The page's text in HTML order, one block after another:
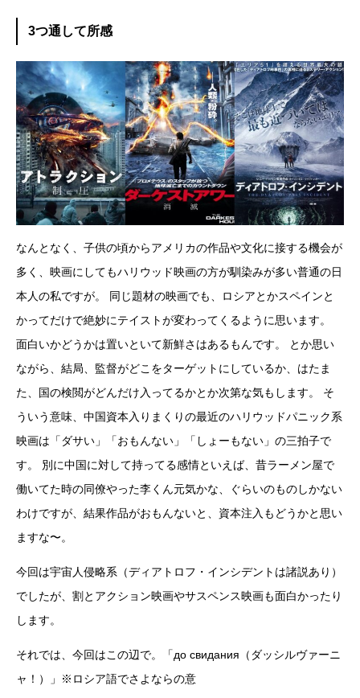
3つ通して所感
なんとなく、子供の頃からアメリカの作品や文化に接する機会が
多く、映画にしてもハリウッド映画の方が馴染みが多い普通の日
本人の私ですが。 同じ題材の映画でも、ロシアとかスペインと
かってだけで絶妙にテイストが変わってくるように思います。
面白いかどうかは置いといて新鮮さはあるもんです。 とか思い
ながら、結局、監督がどこをターゲットにしているか、はたま
た、国の検閲がどんだけ入ってるかとか次第な気もします。 そ
ういう意味、中国資本入りまくりの最近のハリウッドパニック系
映画は「ダサい」「おもんない」「しょーもない」の三拍子で
す。 別に中国に対して持ってる感情といえば、昔ラーメン屋で
働いてた時の同僚やった李くん元気かな、ぐらいのものしかない
わけですが、結果作品がおもんないと、資本注入もどうかと思い
ますな〜。
今回は宇宙人侵略系（ディアトロフ・インシデントは諸説あり）
でしたが、割とアクション映画やサスペンス映画も面白かったり
します。
それでは、今回はこの辺で。「до свидания（ダッシルヴァーニ
ャ！）」※ロシア語でさよならの意